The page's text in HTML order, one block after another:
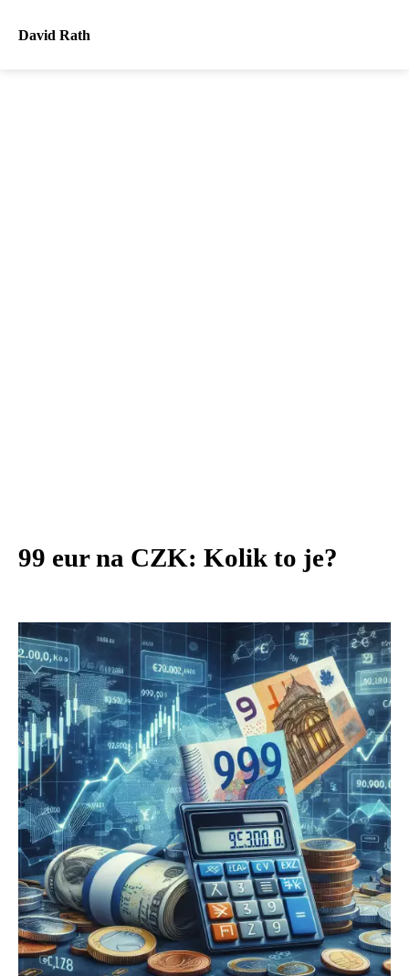
David Rath
99 eur na CZK: Kolik to je?